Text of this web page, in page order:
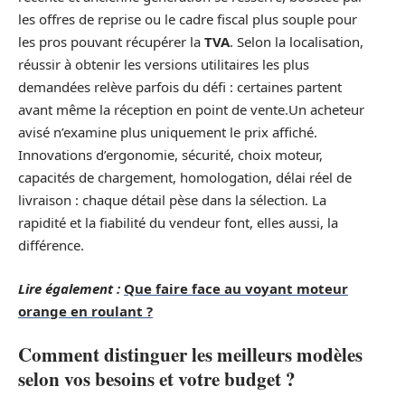
les offres de reprise ou le cadre fiscal plus souple pour
les pros pouvant récupérer la TVA. Selon la localisation,
réussir à obtenir les versions utilitaires les plus
demandées relève parfois du défi : certaines partent
avant même la réception en point de vente.Un acheteur
avisé n’examine plus uniquement le prix affiché.
Innovations d’ergonomie, sécurité, choix moteur,
capacités de chargement, homologation, délai réel de
livraison : chaque détail pèse dans la sélection. La
rapidité et la fiabilité du vendeur font, elles aussi, la
différence.
Lire également : Que faire face au voyant moteur
orange en roulant ?
Comment distinguer les meilleurs modèles
selon vos besoins et votre budget ?